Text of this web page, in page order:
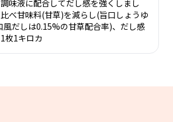
味液に配合してだし感を強くしまし
べ甘味料(甘草)を減らし(旨口しょうゆ
だしは0.15%の甘草配合率)、だし感
枚1キロカ